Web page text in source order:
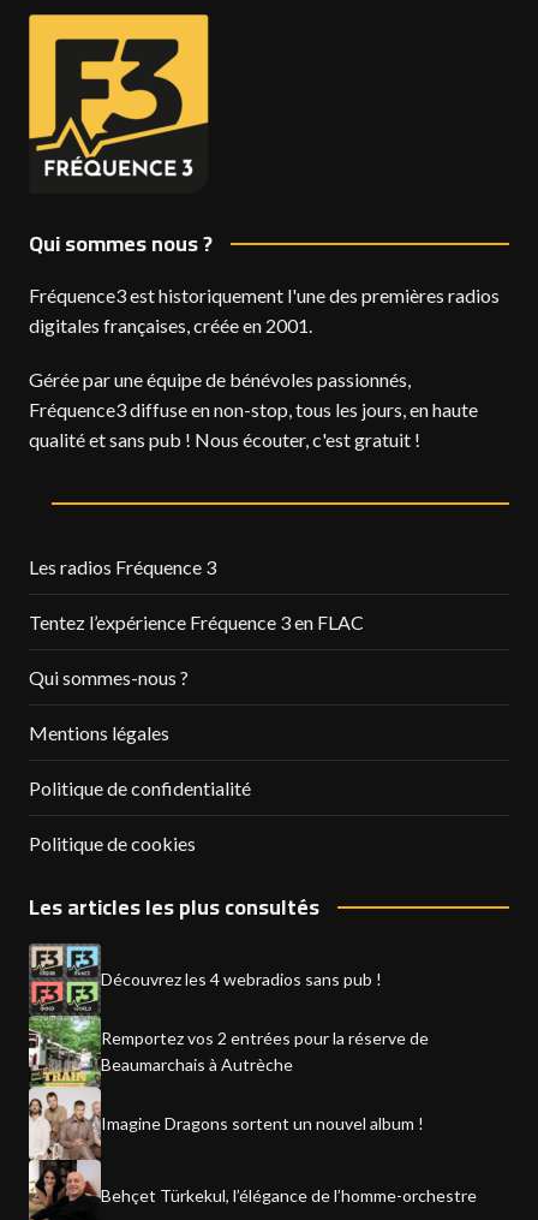
Qui sommes nous ?
Fréquence3 est historiquement l'une des premières radios
digitales françaises, créée en 2001.
Gérée par une équipe de bénévoles passionnés,
Fréquence3 diffuse en non-stop, tous les jours, en haute
qualité et sans pub ! Nous écouter, c'est gratuit !
Les radios Fréquence 3
Tentez l’expérience Fréquence 3 en FLAC
Qui sommes-nous ?
Mentions légales
Politique de confidentialité
Politique de cookies
Les articles les plus consultés
Découvrez les 4 webradios sans pub !
Remportez vos 2 entrées pour la réserve de
Beaumarchais à Autrèche
Imagine Dragons sortent un nouvel album !
Behçet Türkekul, l’élégance de l’homme-orchestre